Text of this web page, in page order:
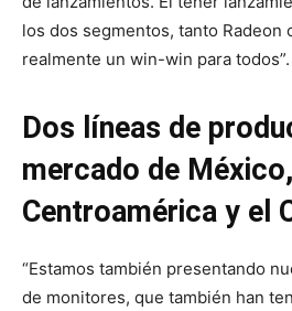
los dos segmentos, tanto Radeon
realmente un win-win para todos”.
Dos líneas de
mercado de México,
Centroamérica y el
“Estamos también presentando
de monitores, que también han